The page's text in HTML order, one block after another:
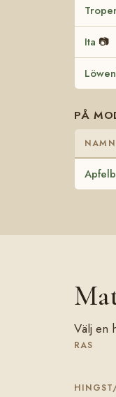
Ita 📷
PÅ
NAMN
Välj en
RAS